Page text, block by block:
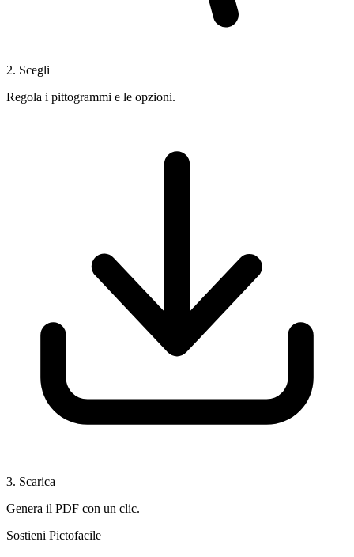
2. Scegli
Regola i pittogrammi e le opzioni.
3. Scarica
Genera il PDF con un clic.
Sostieni Pictofacile